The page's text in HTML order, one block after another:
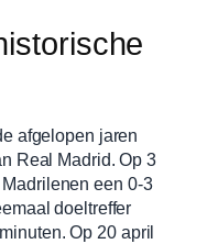
afgelopen jaren
Real Madrid. Op 3
een 0-3
doeltreffer
Op 20 april